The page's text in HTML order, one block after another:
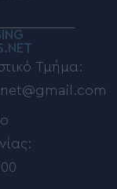
Τμήμα: